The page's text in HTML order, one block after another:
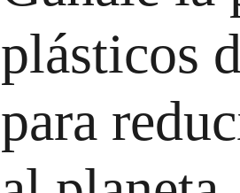
plásticos
para